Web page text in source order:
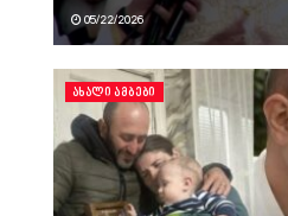
05/22/2026
ᲐᲮᲐᲚᲘ ᲐᲛᲑᲔᲑᲘ